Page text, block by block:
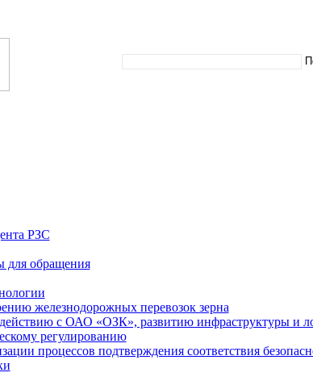
РЗС
для обращения
железнодорожных перевозок зерна
с ОАО «ОЗК», развитию инфраструктуры и
регулированию
процессов подтверждения соответствия